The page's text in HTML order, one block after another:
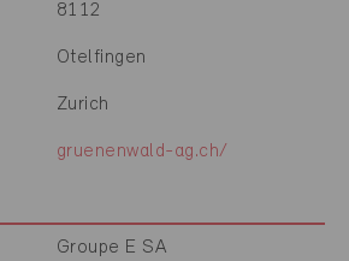
8112
Otelfingen
Zurich
gruenenwald-ag.ch/
Groupe E SA